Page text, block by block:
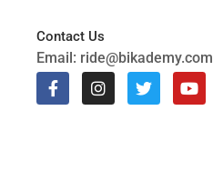
Contact Us
Email: ride@bikademy.com